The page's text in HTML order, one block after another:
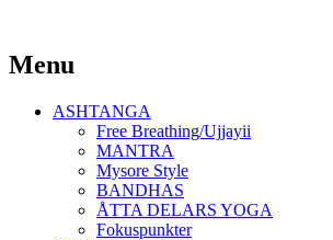
Ashtanga Yoga Shala
Yoga Malmö
Menu
Skip
ASHTANGA
Free Breathing/Ujjayii
MANTRA
Mysore Style
BANDHAS
ÅTTA DELARS YOGA
Fokuspunkter